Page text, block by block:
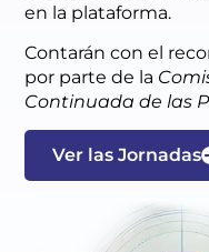
en la plataforma.
Contarán con el
por parte de la
Continuada de las
Ver las Jornadas